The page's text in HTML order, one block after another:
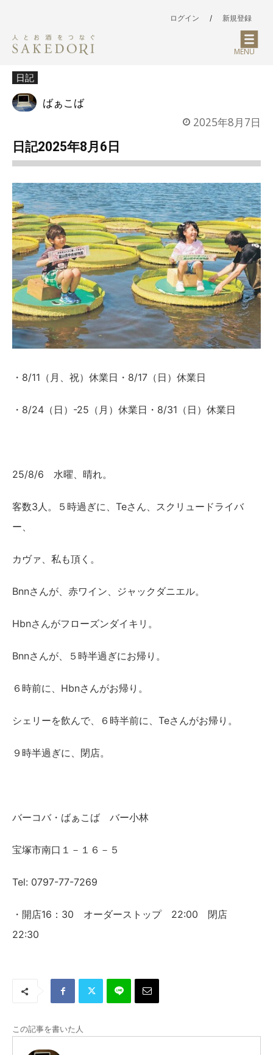
ログイン / 新規登録
MENU
日記
ばぁこば
2025年8月7日
日記2025年8月6日
・8/11（月、祝）休業日・8/17（日）休業日
・8/24（日）-25（月）休業日・8/31（日）休業日
25/8/6 水曜、晴れ。
客数3人。５時過ぎに、Teさん、スクリュードライバ
ー、
カヴァ、私も頂く。
Bnnさんが、赤ワイン、ジャックダニエル。
Hbnさんがフローズンダイキリ。
Bnnさんが、５時半過ぎにお帰り。
６時前に、Hbnさんがお帰り。
シェリーを飲んで、６時半前に、Teさんがお帰り。
９時半過ぎに、閉店。
バーコバ・ばぁこば バー小林
宝塚市南口１－１６－５
Tel: 0797-77-7269
・開店16：30 オーダーストップ 22:00 閉店
22:30
この記事を書いた人